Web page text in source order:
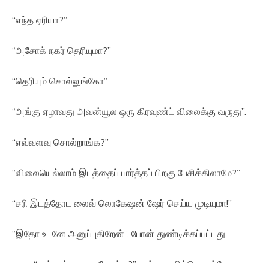
“எந்த ஏரியா?”
“அசோக் நகர் தெரியுமா?”
“தெரியும் சொல்லுங்கோ”
“அங்கு ஏழாவது அவன்யூல ஒரு கிரவுண்ட் விலைக்கு வருது”.
“எவ்வளவு சொல்றாங்க?”
“விலையெல்லாம் இடத்தைப் பார்த்தப் பிறகு பேசிக்கிலாமே?”
“சரி இடத்தோட லைவ் லொகேஷன் ஷேர் செய்ய முடியுமா!”
“இதோ உடனே அனுப்புகிறேன்”. போன் துண்டிக்கப்பட்டது.